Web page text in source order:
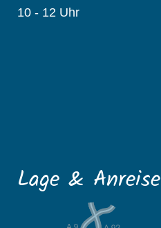
10 - 12 Uhr
Lage & Anreise